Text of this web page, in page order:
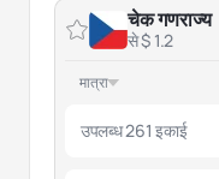
चेक गणराज्य
से $ 1.2
मात्रा
उपलब्ध 261 इकाई